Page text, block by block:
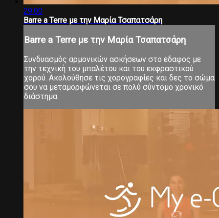
29:00
Barre a Terre με την Μαρία Τσαπατσάρη
Barre a Terre με την Μαρία Τσαπατσάρη
Συνδυασμός αρμονικών ασκήσεων στο έδαφος με
την τεχνική του μπαλέτου και του εκφραστικού
χορού. Ακολούθησε τις χορογραφίες και δες το σώμα
σου να μεταμορφώνεται σε πολύ σύντομο χρονικό
διάστημα.